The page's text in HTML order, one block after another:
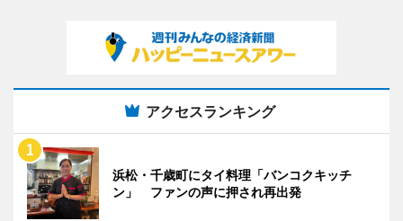
アクセスランキング
浜松・千歳町にタイ料理「バンコクキッチ
ン」 ファンの声に押され再出発